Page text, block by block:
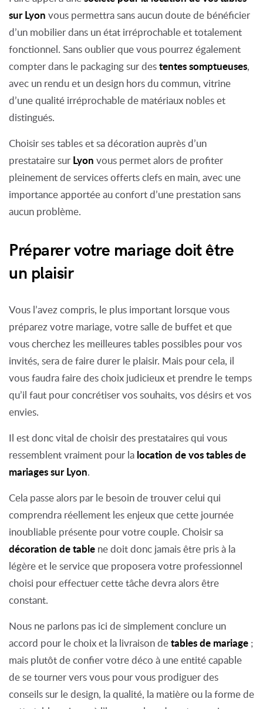
sur Lyon vous permettra sans aucun doute de bénéficier
d’un mobilier dans un état irréprochable et totalement
fonctionnel. Sans oublier que vous pourrez également
compter dans le packaging sur destentes somptueuses,
avec un rendu et un design hors du commun, vitrine
d’une qualité irréprochable de matériaux nobles et
distingués.
Choisir ses tables et sa décoration auprès d’un
prestataire sur Lyon vous permet alors de profiter
pleinement de services offerts clefs en main, avec une
importance apportée au confort d’une prestation sans
aucun problème.
Préparer votre mariage doit être
un plaisir
Vous l’avez compris, le plus important lorsque vous
préparez votre mariage, votre salle de buffet et que
vous cherchez les meilleures tables possibles pour vos
invités, sera de faire durer le plaisir. Mais pour cela, il
vous faudra faire des choix judicieux et prendre le temps
qu’il faut pour concrétiser vos souhaits, vos désirs et vos
envies.
Il est donc vital de choisir des prestataires qui vous
ressemblent vraiment pour la location de vos tables de
mariages sur Lyon.
Cela passe alors par le besoin de trouver celui qui
comprendra réellement les enjeux que cette journée
inoubliable présente pour votre couple. Choisir sa
décoration de table ne doit donc jamais être pris à la
légère et le service que proposera votre professionnel
choisi pour effectuer cette tâche devra alors être
constant.
Nous ne parlons pas ici de simplement conclure un
accord pour le choix et la livraison detables de mariage ;
mais plutôt de confier votre déco à une entité capable
de se tourner vers vous pour vous prodiguer des
conseils sur le design, la qualité, la matière ou la forme de